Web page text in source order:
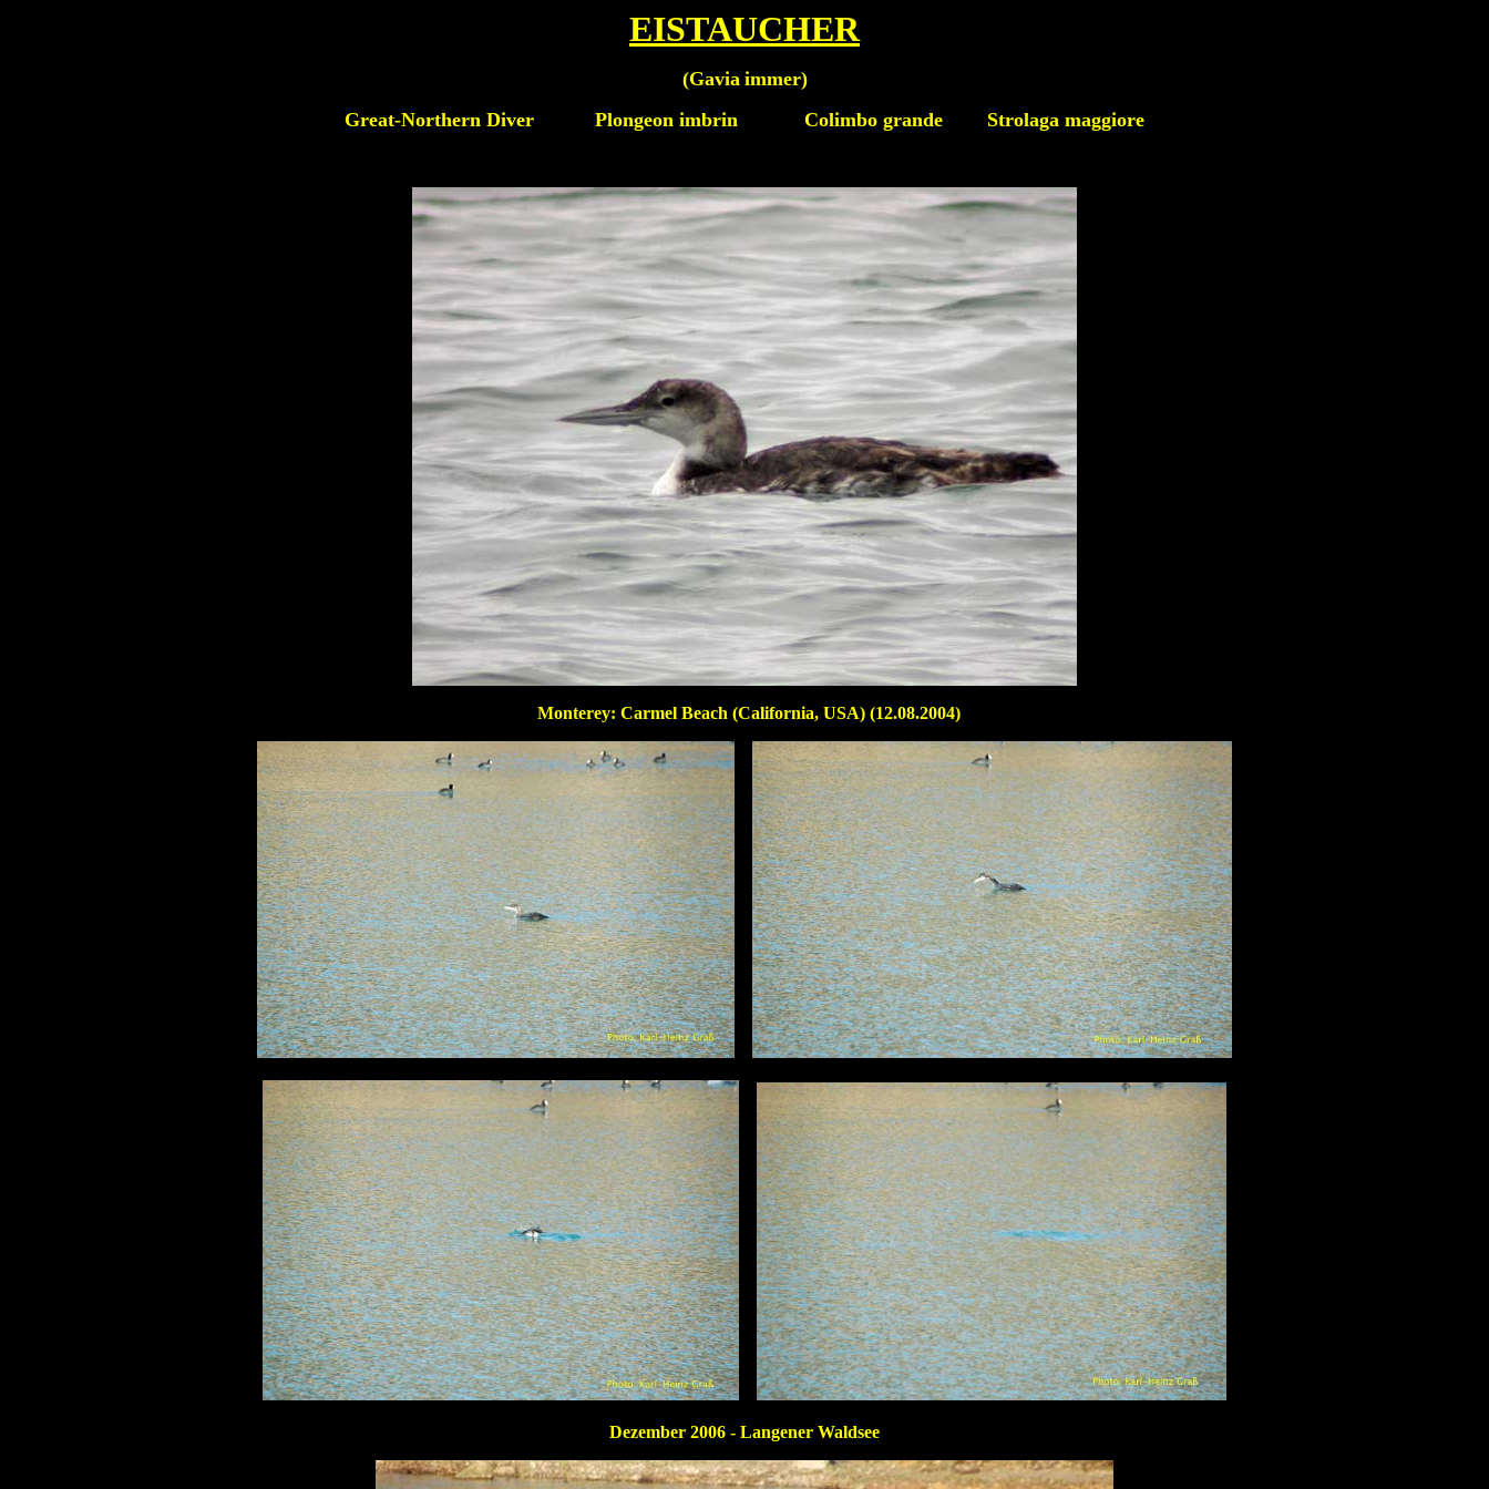
EISTAUCHER
(Gavia immer)
Great-Northern Diver Plongeon imbrin Colimbo grande Strolaga maggiore
Monterey: Carmel Beach (California, USA) (12.08.2004)
Dezember 2006 - Langener Waldsee